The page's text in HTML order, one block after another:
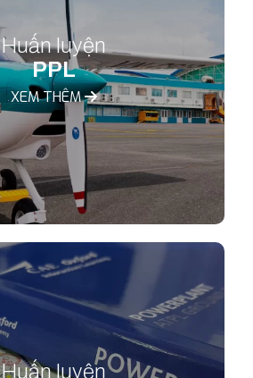
Huấn luyện
PPL
XEM THÊM
Huấn luyện